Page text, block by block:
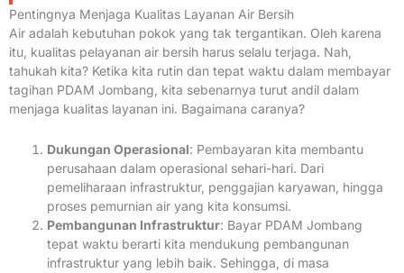
Pentingnya Menjaga Kualitas Layanan Air Bersih
Air adalah kebutuhan pokok yang tak tergantikan. Oleh karena
itu, kualitas pelayanan air bersih harus selalu terjaga. Nah,
tahukah kita? Ketika kita rutin dan tepat waktu dalam membayar
tagihan PDAM Jombang, kita sebenarnya turut andil dalam
menjaga kualitas layanan ini. Bagaimana caranya?
Dukungan Operasional: Pembayaran kita membantu
perusahaan dalam operasional sehari-hari. Dari
pemeliharaan infrastruktur, penggajian karyawan, hingga
proses pemurnian air yang kita konsumsi.
Pembangunan Infrastruktur: Bayar PDAM Jombang
tepat waktu berarti kita mendukung pembangunan
infrastruktur yang lebih baik. Sehingga, di masa